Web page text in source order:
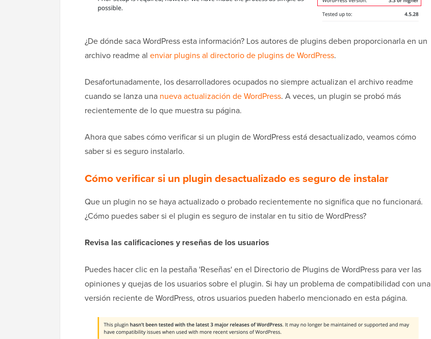
¿De dónde saca WordPress esta información? Los autores de plugins deben proporcionarla en un
archivo readme al enviar plugins al directorio de plugins de WordPress.
Desafortunadamente, los desarrolladores ocupados no siempre actualizan el archivo readme
cuando se lanza una nueva actualización de WordPress. A veces, un plugin se probó más
recientemente de lo que muestra su página.
Ahora que sabes cómo verificar si un plugin de WordPress está desactualizado, veamos cómo
saber si es seguro instalarlo.
Cómo verificar si un plugin desactualizado es seguro de instalar
Que un plugin no se haya actualizado o probado recientemente no significa que no funcionará.
¿Cómo puedes saber si el plugin es seguro de instalar en tu sitio de WordPress?
Revisa las calificaciones y reseñas de los usuarios
Puedes hacer clic en la pestaña 'Reseñas' en el Directorio de Plugins de WordPress para ver las
opiniones y quejas de los usuarios sobre el plugin. Si hay un problema de compatibilidad con una
versión reciente de WordPress, otros usuarios pueden haberlo mencionado en esta página.